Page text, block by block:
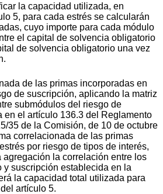
la capacidad utilizada, en
5, para cada estrés se calcularán
cuyo importe para cada módulo
el capital de solvencia obligatorio
de solvencia obligatorio una vez
de las primas incorporadas en
de suscripción, aplicando la matriz
submódulos del riesgo de
en el artículo 136.3 del Reglamento
35 de la Comisión, de 10 de octubre
correlacionada de las primas
por riesgo de tipos de interés,
agregación la correlación entre los
y suscripción establecida en la
la capacidad total utilizada para
artículo 5.